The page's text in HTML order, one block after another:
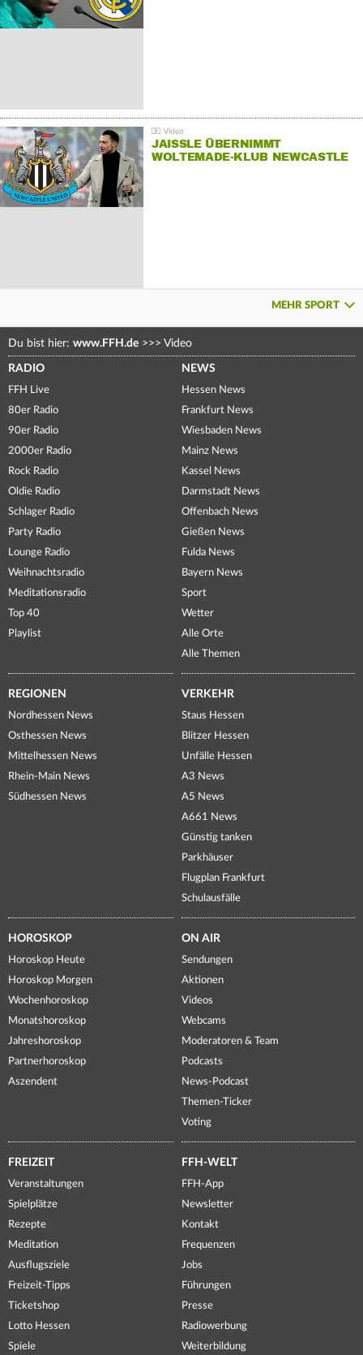
JAISSLE ÜBERNIMMT
WOLTEMADE-KLUB NEWCASTLE
MEHR SPORT
Du bist hier: www.FFH.de >>> Video
RADIO
FFH Live
80er Radio
90er Radio
2000er Radio
Rock Radio
Oldie Radio
Schlager Radio
Party Radio
Lounge Radio
Weihnachtsradio
Meditationsradio
Top 40
Playlist
NEWS
Hessen News
Frankfurt News
Wiesbaden News
Mainz News
Kassel News
Darmstadt News
Offenbach News
Gießen News
Fulda News
Bayern News
Sport
Wetter
Alle Orte
Alle Themen
REGIONEN
Nordhessen News
Osthessen News
Mittelhessen News
Rhein-Main News
Südhessen News
VERKEHR
Staus Hessen
Blitzer Hessen
Unfälle Hessen
A3 News
A5 News
A661 News
Günstig tanken
Parkhäuser
Flugplan Frankfurt
Schulausfälle
HOROSKOP
Horoskop Heute
Horoskop Morgen
Wochenhoroskop
Monatshoroskop
Jahreshoroskop
Partnerhoroskop
Aszendent
ON AIR
Sendungen
Aktionen
Videos
Webcams
Moderatoren & Team
Podcasts
News-Podcast
Themen-Ticker
Voting
FREIZEIT
Veranstaltungen
Spielplätze
Rezepte
Meditation
Ausflugsziele
Freizeit-Tipps
Ticketshop
Lotto Hessen
Spiele
FFH-WELT
FFH-App
Newsletter
Kontakt
Frequenzen
Jobs
Führungen
Presse
Radiowerbung
Weiterbildung